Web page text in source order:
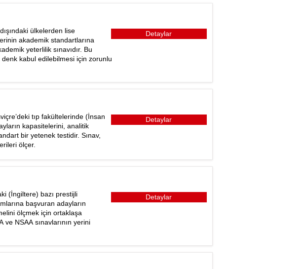
ülkelerden lise
akademik standartlarına
yeterlilik sınavıdır. Bu
denk kabul edilebilmesi için zorunlu
Detaylar
tıp fakültelerinde (İnsan
kapasitelerini, analitik
bir yetenek testidir. Sınav,
ölçer.
Detaylar
(İngiltere) bazı prestijli
başvuran adayların
ölçmek için ortaklaşa
ve NSAA sınavlarının yerini
Detaylar